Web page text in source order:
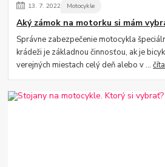
13. 7. 2022 Motocykle
Aký zámok na motorku si mám
Správne zabezpečenie motocykla
krádeži je základnou činnosťou, ak je
verejných miestach celý deň alebo v ...